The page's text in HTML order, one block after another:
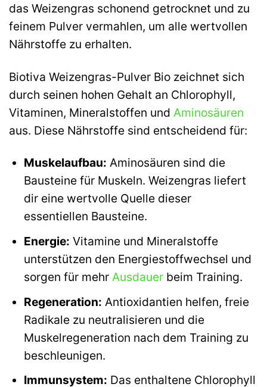
das Weizengras schonend getrocknet und zu
feinem Pulver vermahlen, um alle wertvollen
Nährstoffe zu erhalten.
Biotiva Weizengras-Pulver Bio zeichnet sich
durch seinen hohen Gehalt an Chlorophyll,
Vitaminen, Mineralstoffen und Aminosäuren
aus. Diese Nährstoffe sind entscheidend für:
Muskelaufbau: Aminosäuren sind die
Bausteine für Muskeln. Weizengras liefert
dir eine wertvolle Quelle dieser
essentiellen Bausteine.
Energie: Vitamine und Mineralstoffe
unterstützen den Energiestoffwechsel und
sorgen für mehr Ausdauerbeim Training.
Regeneration: Antioxidantien helfen, freie
Radikale zu neutralisieren und die
Muskelregeneration nach dem Training zu
beschleunigen.
Immunsystem: Das enthaltene Chlorophyll